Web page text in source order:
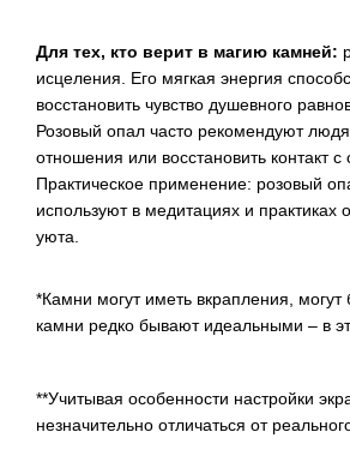
Для тех, кто верит в магию камней:
исцеления. Его мягкая энергия
восстановить чувство душевного
Розовый опал часто рекомендуют
отношения или восстановить контакт с
Практическое применение: розовый
используют в медитациях и
уюта.
*Камни могут иметь вкрапления,
камни редко бывают идеальными – в
**Учитывая особенности настройки
незначительно отличаться от